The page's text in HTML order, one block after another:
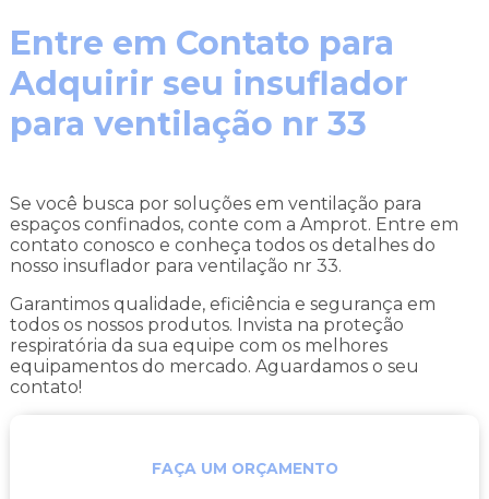
Entre em Contato para
Adquirir seu insuflador
para ventilação nr 33
Se você busca por soluções em ventilação para
espaços confinados, conte com a Amprot. Entre em
contato conosco e conheça todos os detalhes do
nosso insuflador para ventilação nr 33.
Garantimos qualidade, eficiência e segurança em
todos os nossos produtos. Invista na proteção
respiratória da sua equipe com os melhores
equipamentos do mercado. Aguardamos o seu
contato!
FAÇA UM ORÇAMENTO